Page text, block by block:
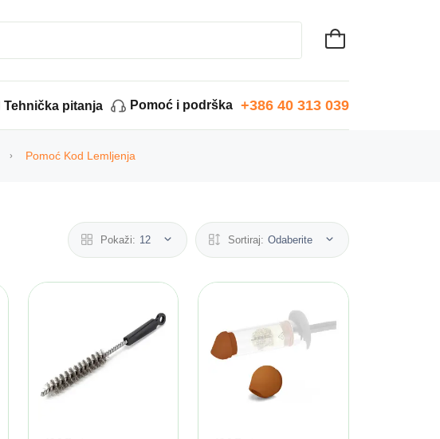
Tehnička pitanja Pomoć i podrška +386 40 313 039
Pomoć Kod Lemljenja
Pokaži: 12 Sortiraj: Odaberite